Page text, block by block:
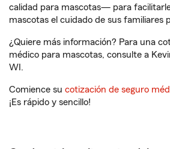
calidad para mascotas— para
mascotas el cuidado de sus familiares
¿Quiere más información? Para una
médico para mascotas, consulte a
WI.
Comience su cotización de seguro
¡Es rápido y sencillo!